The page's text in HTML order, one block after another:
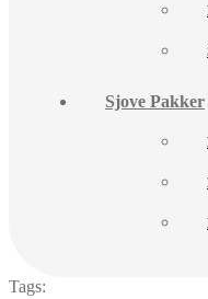
Sjove Pakker
Tags: